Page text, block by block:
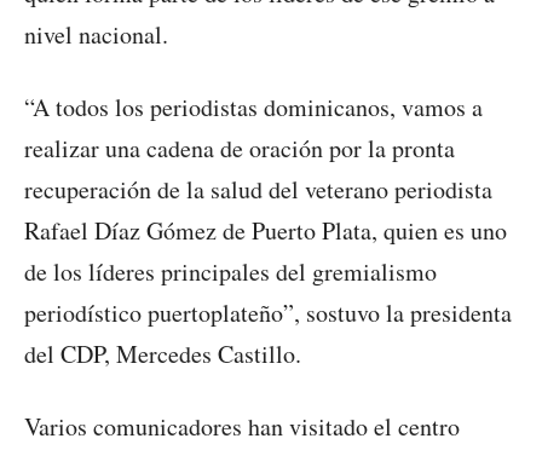
nivel nacional.
“A todos los periodistas dominicanos, vamos a
realizar una cadena de oración por la pronta
recuperación de la salud del veterano periodista
Rafael Díaz Gómez de Puerto Plata, quien es uno
de los líderes principales del gremialismo
periodístico puertoplateño”, sostuvo la presidenta
del CDP, Mercedes Castillo.
Varios comunicadores han visitado el centro